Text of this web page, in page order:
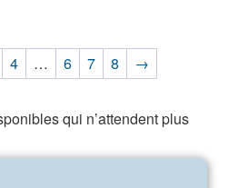
4 … 6 7 8 →
qui n’attendent plus